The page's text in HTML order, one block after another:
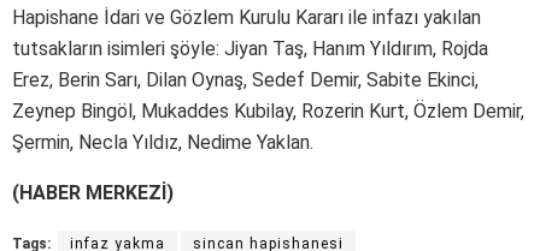
Hapishane İdari ve Gözlem Kurulu Kararı ile infazı yakılan
tutsakların isimleri şöyle: Jiyan Taş, Hanım Yıldırım, Rojda
Erez, Berin Sarı, Dilan Oynaş, Sedef Demir, Sabite Ekinci,
Zeynep Bingöl, Mukaddes Kubilay, Rozerin Kurt, Özlem Demir,
Şermin, Necla Yıldız, Nedime Yaklan.
(HABER MERKEZİ)
Tags: infaz yakma sincan hapishanesi